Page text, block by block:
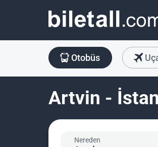
Otobüs
Artvin -
Nereden